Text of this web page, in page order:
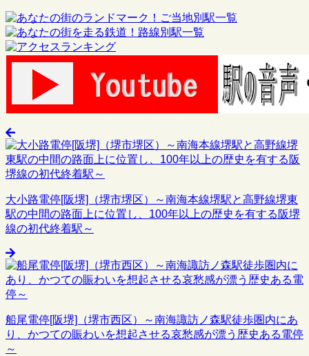
大小路電停[阪堺]（堺市堺区）～南海本線堺駅と高野線堺東
駅の中間の路面上に位置し、100年以上の歴史を有する阪堺
線の初代終着駅～
船尾電停[阪堺]（堺市西区）～南海諏訪ノ森駅徒歩圏内にあ
り、かつての賑わいを想起させる哀愁感が漂う歴史ある電停
～